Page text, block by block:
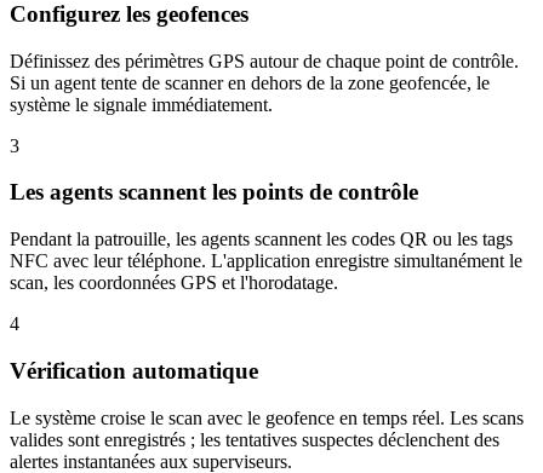
Configurez les geofences
Définissez des périmètres GPS autour de chaque point de contrôle.
Si un agent tente de scanner en dehors de la zone geofencée, le
système le signale immédiatement.
3
Les agents scannent les points de contrôle
Pendant la patrouille, les agents scannent les codes QR ou les tags
NFC avec leur téléphone. L'application enregistre simultanément le
scan, les coordonnées GPS et l'horodatage.
4
Vérification automatique
Le système croise le scan avec le geofence en temps réel. Les scans
valides sont enregistrés ; les tentatives suspectes déclenchent des
alertes instantanées aux superviseurs.